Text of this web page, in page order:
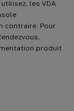
les VDA
contraire. Pour
produit